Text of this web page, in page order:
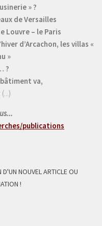
» ?
de Versailles
Louvre – le Paris
d’Arcachon, les villas «
»
?
va,
(...)
publications
NOUVEL ARTICLE OU
!